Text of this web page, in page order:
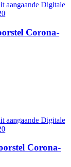
aangaande Digitale
Corona-
aangaande Digitale
Corona-